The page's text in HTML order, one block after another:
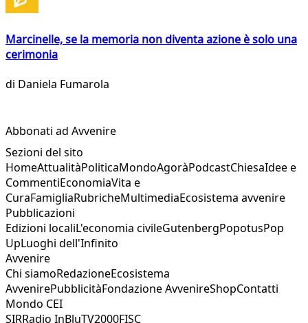
Marcinelle, se la memoria non diventa azione è solo una
cerimonia
di Daniela Fumarola
Abbonati ad Avvenire
Sezioni del sito
HomeAttualitàPoliticaMondoAgoràPodcastChiesaIdee e
CommentiEconomiaVita e
CuraFamigliaRubricheMultimediaEcosistema avvenire
Pubblicazioni
Edizioni localiL'economia civileGutenbergPopotusPop
UpLuoghi dell'Infinito
Avvenire
Chi siamoRedazioneEcosistema
AvvenirePubblicitàFondazione AvvenireShopContatti
Mondo CEI
SIRRadio InBluTV2000FISC